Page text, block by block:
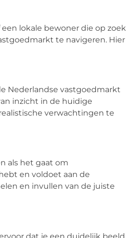
lokale bewoner die op zoek
te navigeren. Hier
Nederlandse vastgoedmarkt
inzicht in de huidige
verwachtingen te
als het gaat om
en voldoet aan de
en invullen van de juiste